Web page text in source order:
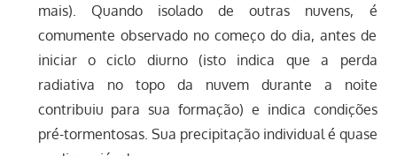
mais). Quando isolado de outras nuvens, é
comumente observado no começo do dia, antes de
iniciar o ciclo diurno (isto indica que a perda
radiativa no topo da nuvem durante a noite
contribuiu para sua formação) e indica condições
pré-tormentosas. Sua precipitação individual é quase